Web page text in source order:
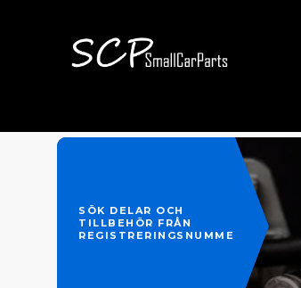
SÖK DELAR OCH
TILLBEHÖR FRÅN
REGISTRERINGSNUMMER